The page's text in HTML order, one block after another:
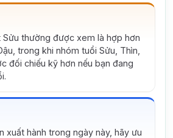
Sửu thường được xem là hợp hơn
trong khi nhóm tuổi Sửu, Thìn,
đối chiếu kỹ hơn nếu bạn đang
xuất hành trong ngày này, hãy ưu